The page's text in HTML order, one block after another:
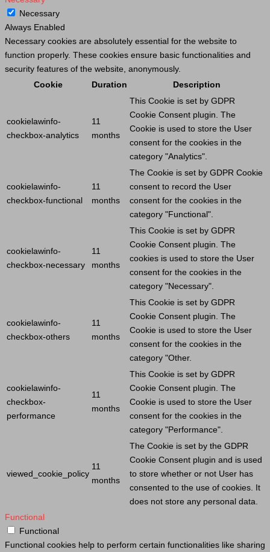
Necessary
Always Enabled
Necessary cookies are absolutely essential for the website to
function properly. These cookies ensure basic functionalities and
security features of the website, anonymously.
Cookie
Duration Description
cookielawinfo-
checkbox-analytics
11
months
This Cookie is set by GDPR
Cookie Consent plugin. The
Cookie is used to store the User
consent for the cookies in the
category "Analytics".
cookielawinfo-
checkbox-functional
11
months
The Cookie is set by GDPR Cookie
consent to record the User
consent for the cookies in the
category "Functional".
cookielawinfo-
checkbox-necessary
11
months
This Cookie is set by GDPR
Cookie Consent plugin. The
cookies is used to store the User
consent for the cookies in the
category "Necessary".
cookielawinfo-
checkbox-others
11
months
This Cookie is set by GDPR
Cookie Consent plugin. The
Cookie is used to store the User
consent for the cookies in the
category "Other.
cookielawinfo-
checkbox-
performance
11
months
This Cookie is set by GDPR
Cookie Consent plugin. The
Cookie is used to store the User
consent for the cookies in the
category "Performance".
viewed_cookie_policy
11
months
The Cookie is set by the GDPR
Cookie Consent plugin and is used
to store whether or not User has
consented to the use of cookies. It
does not store any personal data.
Functional
Functional
Functional cookies help to perform certain functionalities like sharing